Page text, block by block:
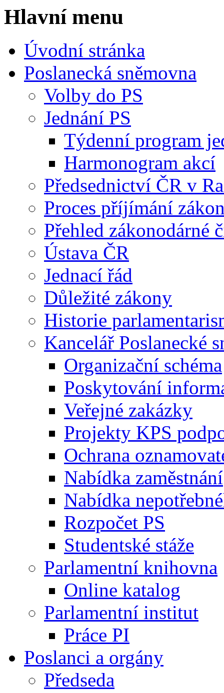
Hlavní menu
Úvodní stránka
Poslanecká sněmovna
Volby do PS
Jednání PS
Týdenní program
Harmonogram akcí
Předsednictví ČR v
Proces příjímání
Přehled zákonodárné
Ústava ČR
Jednací řád
Důležité zákony
Historie
Kancelář Poslanecké
Organizační schéma
Poskytování
Veřejné zakázky
Projekty KPS
Ochrana
Nabídka zaměstnání
Nabídka
Rozpočet PS
Studentské stáže
Parlamentní knihovna
Online katalog
Parlamentní institut
Práce PI
Poslanci a orgány
Předseda